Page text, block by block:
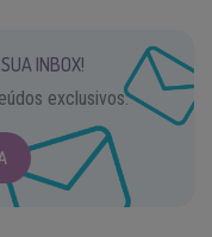
INBOX!
exclusivos.